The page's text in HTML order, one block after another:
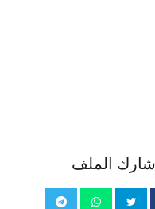
شارك الملف